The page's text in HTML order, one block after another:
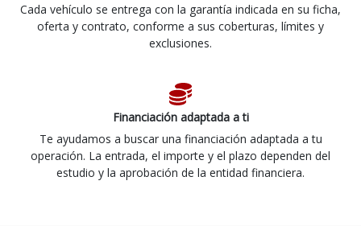
Cada vehículo se entrega con la garantía indicada en su ficha,
oferta y contrato, conforme a sus coberturas, límites y
exclusiones.
Financiación adaptada a ti
Te ayudamos a buscar una financiación adaptada a tu
operación. La entrada, el importe y el plazo dependen del
estudio y la aprobación de la entidad financiera.